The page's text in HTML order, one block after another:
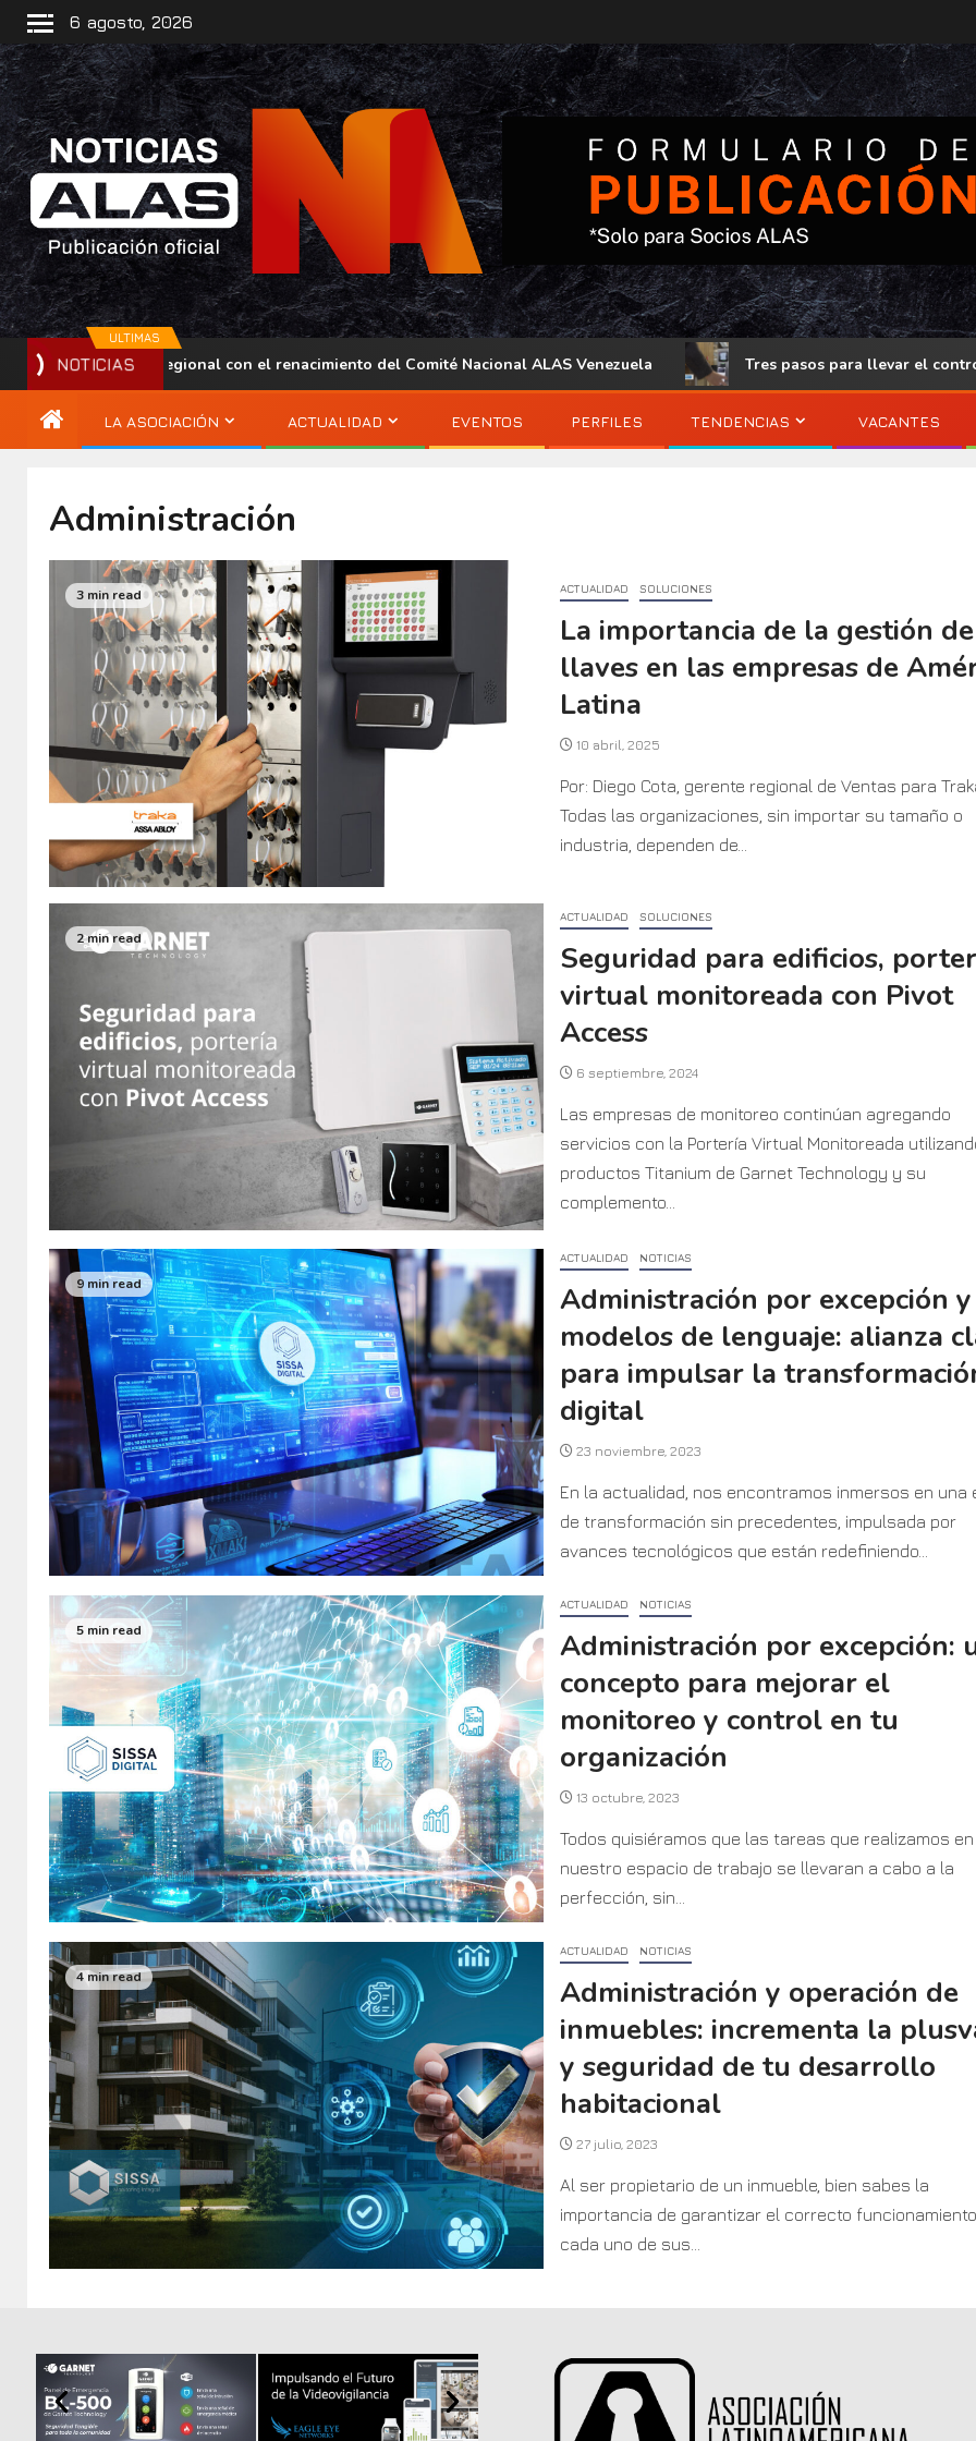
6 agosto, 2026
ULTIMAS
NOTICIAS
presencia regional con el renacimiento del Comité Nacional ALAS Venezuela Tres pasos para llevar el control de
LA ASOCIACIÓN ACTUALIDAD EVENTOS PERFILES TENDENCIAS VACANTES
Administración
3 min read ACTUALIDAD SOLUCIONES
La importancia de la gestión de
llaves en las empresas de
Latina
10 abril, 2025
Por: Diego Cota, gerente regional de Ventas para
Todas las organizaciones, sin importar su tamaño o
industria, dependen de...
2 min read
ACTUALIDAD SOLUCIONES
Seguridad para edificios,
virtual monitoreada con Pivot
Access
6 septiembre, 2024
Las empresas de monitoreo continúan agregando
servicios con la Portería Virtual Monitoreada
productos Titanium de Garnet Technology y su
complemento...
9 min read
ACTUALIDAD NOTICIAS
Administración por excepción y
modelos de lenguaje: alianza
para impulsar la
digital
23 noviembre, 2023
En la actualidad, nos encontramos inmersos en una
de transformación sin precedentes, impulsada por
avances tecnológicos que están redefiniendo...
5 min read
ACTUALIDAD NOTICIAS
Administración por excepción:
concepto para mejorar el
monitoreo y control en tu
organización
13 octubre, 2023
Todos quisiéramos que las tareas que realizamos en
nuestro espacio de trabajo se llevaran a cabo a la
perfección, sin...
4 min read
ACTUALIDAD NOTICIAS
Administración y operación de
inmuebles: incrementa la
y seguridad de tu desarrollo
habitacional
27 julio, 2023
Al ser propietario de un inmueble, bien sabes la
importancia de garantizar el correcto
cada uno de sus...